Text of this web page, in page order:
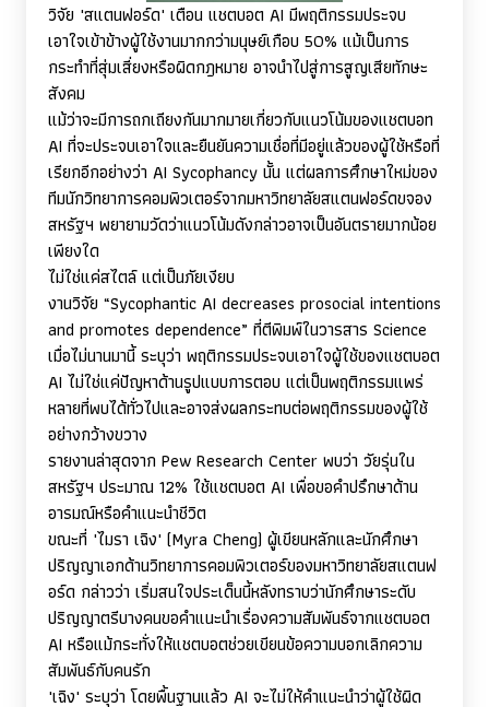
วิจัย 'สแตนฟอร์ด' เตือน แชตบอต AI มีพฤติกรรมประจบ
เอาใจเข้าข้างผู้ใช้งานมากกว่ามนุษย์เกือบ 50% แม้เป็นการ
กระทำที่สุ่มเสี่ยงหรือผิดกฎหมาย อาจนำไปสู่การสูญเสียทักษะ
สังคม
แม้ว่าจะมีการถกเถียงกันมากมายเกี่ยวกับแนวโน้มของแชตบอท
AI ที่จะประจบเอาใจและยืนยันความเชื่อที่มีอยู่แล้วของผู้ใช้หรือที่
เรียกอีกอย่างว่า AI Sycophancy นั้น แต่ผลการศึกษาใหม่ของ
ทีมนักวิทยาการคอมพิวเตอร์จากมหาวิทยาลัยสแตนฟอร์ดขจอง
สหรัฐฯ พยายามวัดว่าแนวโน้มดังกล่าวอาจเป็นอันตรายมากน้อย
เพียงใด
ไม่ใช่แค่สไตล์ แต่เป็นภัยเงียบ
งานวิจัย “Sycophantic AI decreases prosocial intentions
and promotes dependence” ที่ตีพิมพ์ในวารสาร Science
เมื่อไม่นานมานี้ ระบุว่า พฤติกรรมประจบเอาใจผู้ใช้ของแชตบอต
AI ไม่ใช่แค่ปัญหาด้านรูปแบบการตอบ แต่เป็นพฤติกรรมแพร่
หลายที่พบได้ทั่วไปและอาจส่งผลกระทบต่อพฤติกรรมของผู้ใช้
อย่างกว้างขวาง
รายงานล่าสุดจาก Pew Research Center พบว่า วัยรุ่นใน
สหรัฐฯ ประมาณ 12% ใช้แชตบอต AI เพื่อขอคำปรึกษาด้าน
อารมณ์หรือคำแนะนำชีวิต
ขณะที่ 'ไมรา เฉิง' (Myra Cheng) ผู้เขียนหลักและนักศึกษา
ปริญญาเอกด้านวิทยาการคอมพิวเตอร์ของมหาวิทยาลัยสแตนฟ
อร์ด กล่าวว่า เริ่มสนใจประเด็นนี้หลังทราบว่านักศึกษาระดับ
ปริญญาตรีบางคนขอคำแนะนำเรื่องความสัมพันธ์จากแชตบอต
AI หรือแม้กระทั่งให้แชตบอตช่วยเขียนข้อความบอกเลิกความ
สัมพันธ์กับคนรัก
'เฉิง' ระบุว่า โดยพื้นฐานแล้ว AI จะไม่ให้คำแนะนำว่าผู้ใช้ผิด